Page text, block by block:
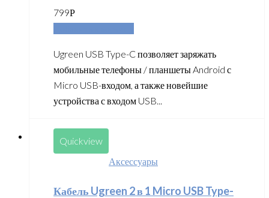
799Р
Ugreen USB Type-C позволяет заряжать
мобильные телефоны / планшеты Android с
Micro USB-входом, а также новейшие
устройства с входом USB...
Quickview
Аксессуары
Кабель Ugreen 2 в 1 Micro USB Type-